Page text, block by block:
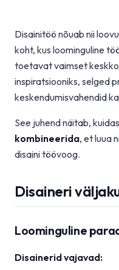
Disainitöö nõuab nii
koht, kus loominguline
toetavat vaimset
inspiratsiooniks, selged
keskendumisvahendid
See juhend näitab, kuidas
kombineerida, et luua
disaini töövoog.
Disaineri
Loominguline
Disainerid vajavad: